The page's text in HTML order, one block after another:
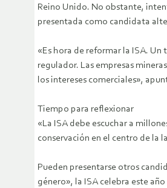
Reino Unido. No obstante,
presentada como candidata
«Es hora de reformar la ISA.
regulador. Las empresas
los intereses comerciales»,
Tiempo para reflexionar
«La ISA debe escuchar a
conservación en el centro de la
Pueden presentarse otros
género», la ISA celebra este